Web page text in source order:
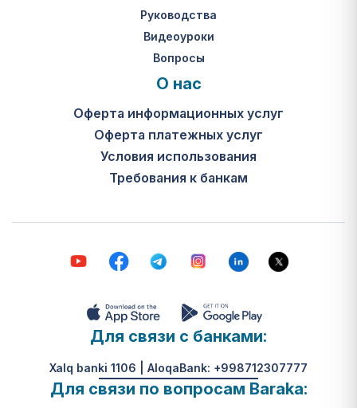
Руководства
Видеоуроки
Вопросы
О нас
Оферта информационных услуг
Оферта платежных услуг
Условия использования
Требования к банкам
Для связи с банками:
Xalq banki 1106 | AloqaBank: +998712307777
Для связи по вопросам Baraka: